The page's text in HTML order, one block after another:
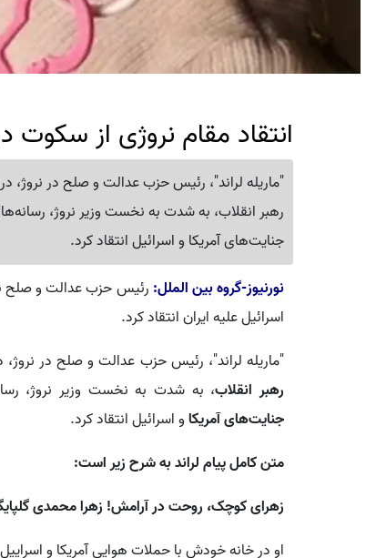
انتقاد مقام نروژی از سکوت
"ماریله لراند"، رئیس حزب عدالت و صلح در
رهبر انقلاب، به شدت به نخست وزیر نروژ،
جنایت‌های آمریکا و اسرائیل انتقاد کرد.
نورنیوز-گروه بین الملل: رئیس حزب عدالت و صلح
اسرائیل علیه ایران انتقاد کرد.
"ماریله لراند"، رئیس حزب عدالت و صلح در
رهبر انقلاب، به شدت به نخست وزیر نروژ،
جنایت‌های آمریکاو اسرائیل انتقاد کرد.
متن کامل پیام لراند به شرح زیر است:
زهرای کوچک، روحت در آرامش! زهرا محمدی گلپایگانی،
او در خانه خودش با حملات هوایی آمریکا و